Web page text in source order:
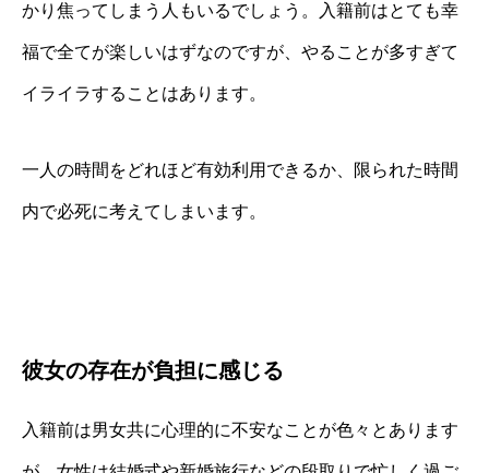
かり焦ってしまう人もいるでしょう。入籍前はとても幸
福で全てが楽しいはずなのですが、やることが多すぎて
イライラすることはあります。
一人の時間をどれほど有効利用できるか、限られた時間
内で必死に考えてしまいます。
彼女の存在が負担に感じる
入籍前は男女共に心理的に不安なことが色々とあります